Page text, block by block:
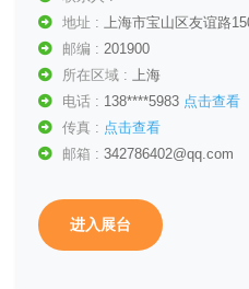
地址 : 上海市宝山区友谊路
邮编 : 201900
所在区域 : 上海
电话 : 138****5983 点击查看
传真 : 点击查看
邮箱 : 342786402@qq.com
进入展台